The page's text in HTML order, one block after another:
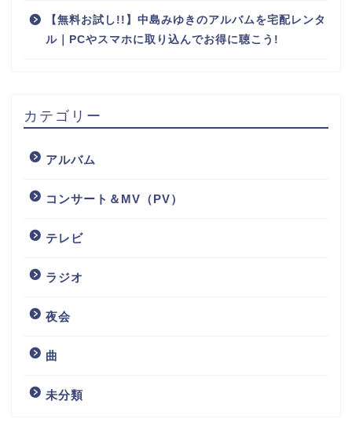
【無料お試し!!】中島みゆきのアルバムを宅配レンタ
ル｜PCやスマホに取り込んでお得に聴こう!
カテゴリー
アルバム
コンサート＆MV（PV）
テレビ
ラジオ
夜会
曲
未分類